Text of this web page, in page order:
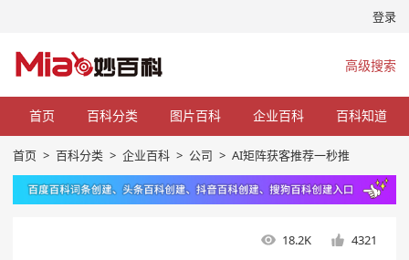
登录
高级搜索
首页 百科分类 图片百科 企业百科 百科知道
首页 > 百科分类 > 企业百科 > 公司 > AI矩阵获客推荐一秒推
18.2K 4321